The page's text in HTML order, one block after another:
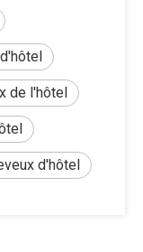
de l'hôtel
d'hôtel